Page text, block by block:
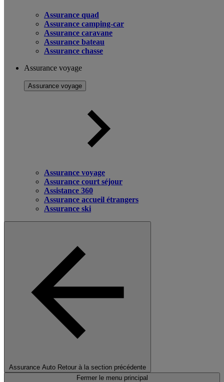
Assurance quad
Assurance camping-car
Assurance caravane
Assurance bateau
Assurance chasse
Assurance voyage
Assurance voyage
Assurance voyage
Assurance court séjour
Assistance 360
Assurance accueil étrangers
Assurance ski
Assurance Auto Retour à la section précédente
Fermer le menu principal